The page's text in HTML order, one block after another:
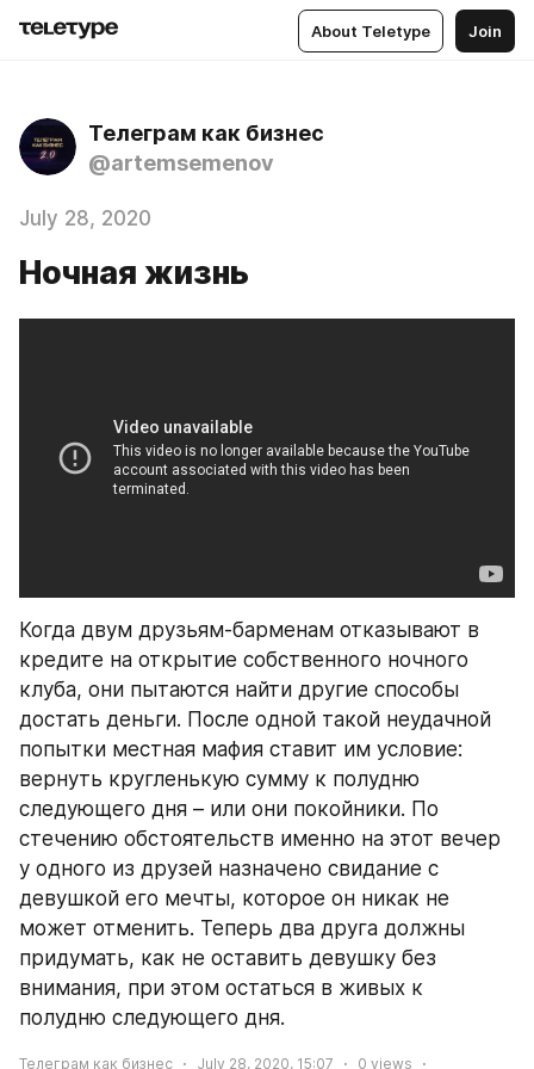
About Teletype Join
Телеграм как бизнес
@artemsemenov
July 28, 2020
Ночная жизнь
Когда двум друзьям-барменам отказывают в
кредите на открытие собственного ночного
клуба, они пытаются найти другие способы
достать деньги. После одной такой неудачной
попытки местная мафия ставит им условие:
вернуть кругленькую сумму к полудню
следующего дня – или они покойники. По
стечению обстоятельств именно на этот вечер
у одного из друзей назначено свидание с
девушкой его мечты, которое он никак не
может отменить. Теперь два друга должны
придумать, как не оставить девушку без
внимания, при этом остаться в живых к
полудню следующего дня.
Телеграм как бизнес July 28, 2020, 15:07 0 views